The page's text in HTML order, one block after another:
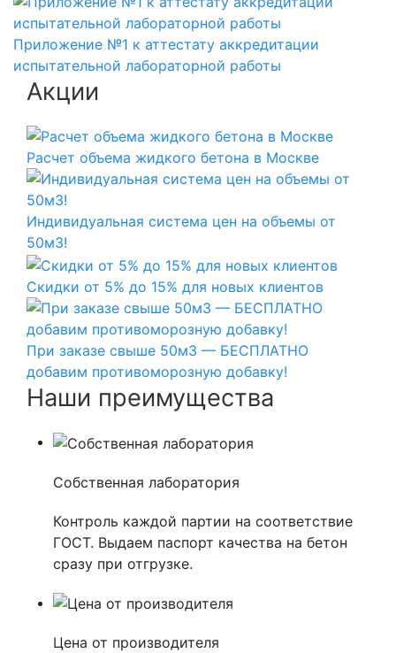
Приложение №1 к аттестату аккредитации
испытательной лабораторной работы
Акции
Расчет объема жидкого бетона в Москве
Индивидуальная система цен на объемы от
50м3!
Скидки от 5% до 15% для новых клиентов
При заказе свыше 50м3 — БЕСПЛАТНО
добавим противоморозную добавку!
Наши преимущества
Собственная лаборатория
Контроль каждой партии на соответствие
ГОСТ. Выдаем паспорт качества на бетон
сразу при отгрузке.
Цена от производителя